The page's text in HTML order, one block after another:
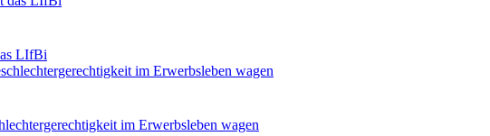
LIfBi
im Erwerbsleben wagen